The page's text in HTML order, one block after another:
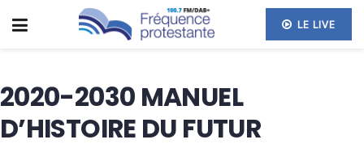
LE LIVE
2020-2030 MANUEL
D’HISTOIRE DU FUTUR